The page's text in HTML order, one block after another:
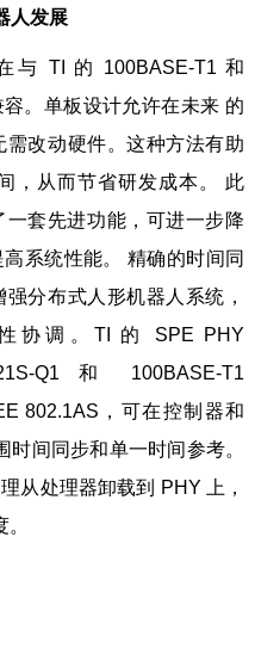
人发展
与 TI 的 100BASE-T1 和
。单板设计允许在未来 的
改动硬件。这种方法有助
，从而节省研发成本。 此
套先进功能，可进一步降
系统性能。 精确的时间同
分布式人形机器人系统，
协调。TI 的 SPE PHY
Q1 和 100BASE-T1
802.1AS，可在控制器和
时间同步和单一时间参考。
从处理器卸载到 PHY 上，